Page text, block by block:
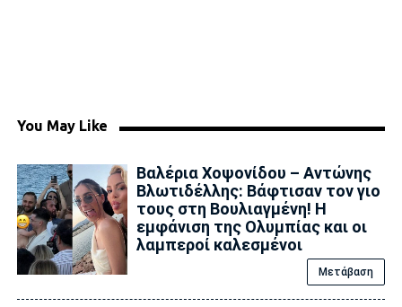
You May Like
Βαλέρια Χοψονίδου – Αντώνης
Βλωτιδέλλης: Βάφτισαν τον γιο
τους στη Βουλιαγμένη! Η
εμφάνιση της Ολυμπίας και οι
λαμπεροί καλεσμένοι
Μετάβαση